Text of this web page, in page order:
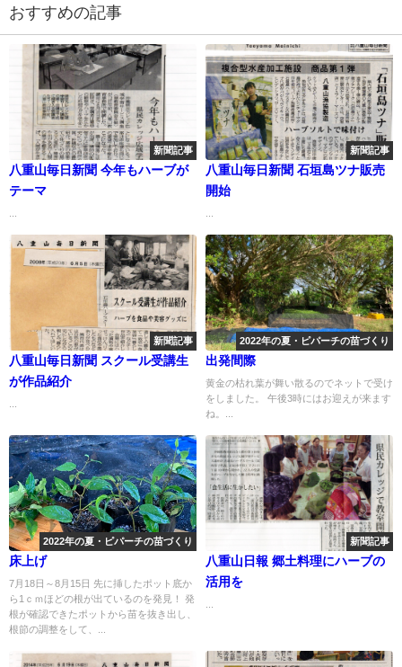
おすすめの記事
新聞記事
八重山毎日新聞 今年もハーブが
テーマ
新聞記事
八重山毎日新聞 石垣島ツナ販売
開始
新聞記事
八重山毎日新聞 スクール受講生
が作品紹介
2022年の夏・ピパーチの苗づくり
出発間際
黄金の枯れ葉が舞い散るのでネットで受け
をしました。 午後3時にはお迎えが来ます
ね。...
2022年の夏・ピパーチの苗づくり
床上げ
7月18日～8月15日 先に挿したポット底か
ら1ｃｍほどの根が出ているのを発見！ 発
根が確認できたポットから苗を抜き出し、
根節の調整をして、...
新聞記事
八重山日報 郷土料理にハーブの
活用を